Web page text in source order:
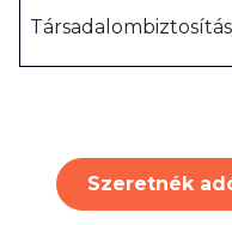
Társadalombiztosítás
Szeretnék